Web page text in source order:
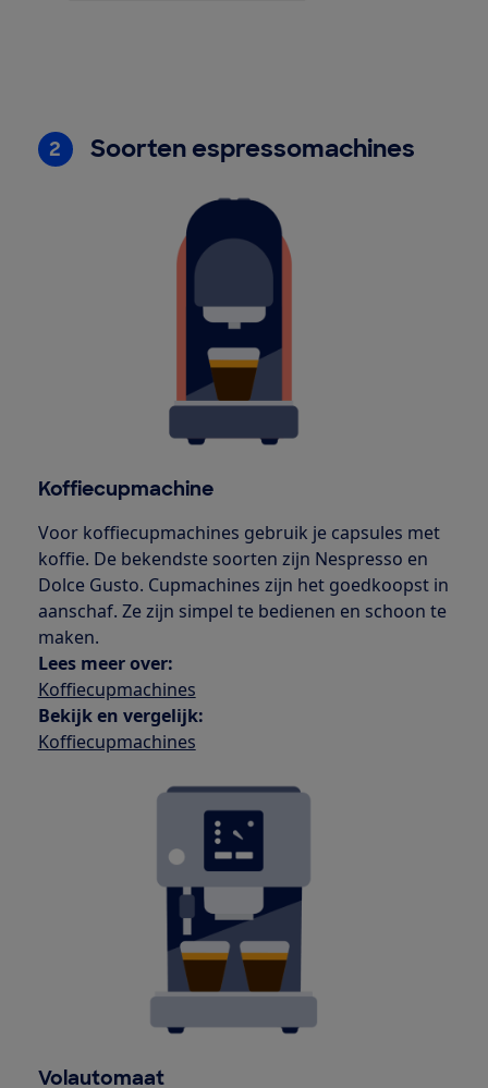
2 Soorten espressomachines
Koffiecupmachine
Voor koffiecupmachines gebruik je capsules met
koffie. De bekendste soorten zijn Nespresso en
Dolce Gusto. Cupmachines zijn het goedkoopst in
aanschaf. Ze zijn simpel te bedienen en schoon te
maken.
Lees meer over:
Koffiecupmachines
Bekijk en vergelijk:
Koffiecupmachines
Volautomaat